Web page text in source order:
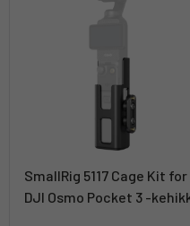
SmallRig 5117 Cage Kit for
DJI Osmo Pocket 3 -